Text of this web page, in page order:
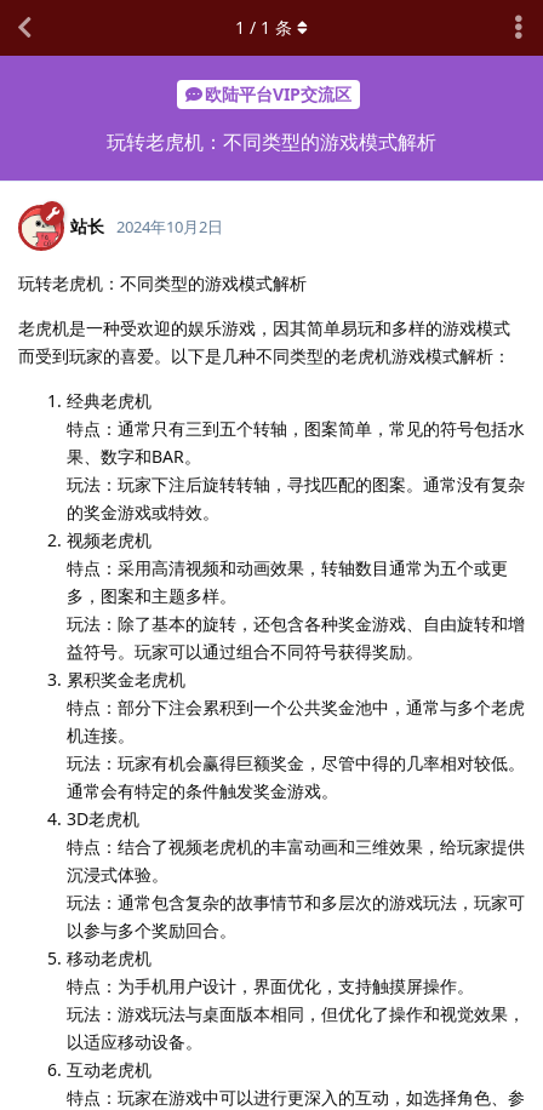
欧陆平台VIP交流区
玩转老虎机：不同类型的游戏模式解析
1 / 1 条
站长 2024年10月2日
玩转老虎机：不同类型的游戏模式解析
老虎机是一种受欢迎的娱乐游戏，因其简单易玩和多样的游戏模式
而受到玩家的喜爱。以下是几种不同类型的老虎机游戏模式解析：
经典老虎机
特点：通常只有三到五个转轴，图案简单，常见的符号包括水
果、数字和BAR。
玩法：玩家下注后旋转转轴，寻找匹配的图案。通常没有复杂
的奖金游戏或特效。
视频老虎机
特点：采用高清视频和动画效果，转轴数目通常为五个或更
多，图案和主题多样。
玩法：除了基本的旋转，还包含各种奖金游戏、自由旋转和增
益符号。玩家可以通过组合不同符号获得奖励。
累积奖金老虎机
特点：部分下注会累积到一个公共奖金池中，通常与多个老虎
机连接。
玩法：玩家有机会赢得巨额奖金，尽管中得的几率相对较低。
通常会有特定的条件触发奖金游戏。
3D老虎机
特点：结合了视频老虎机的丰富动画和三维效果，给玩家提供
沉浸式体验。
玩法：通常包含复杂的故事情节和多层次的游戏玩法，玩家可
以参与多个奖励回合。
移动老虎机
特点：为手机用户设计，界面优化，支持触摸屏操作。
玩法：游戏玩法与桌面版本相同，但优化了操作和视觉效果，
以适应移动设备。
互动老虎机
特点：玩家在游戏中可以进行更深入的互动，如选择角色、参